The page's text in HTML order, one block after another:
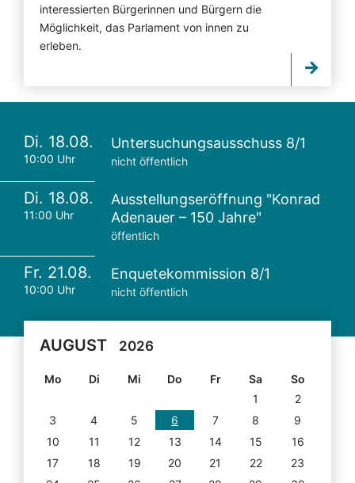
interessierten Bürgerinnen und Bürgern die
Möglichkeit, das Parlament von innen zu
erleben.
Di. 18.08.
10:00 Uhr
Untersuchungsausschuss 8/1
nicht öffentlich
Di. 18.08.
11:00 Uhr
Ausstellungseröffnung "Konrad
Adenauer – 150 Jahre"
öffentlich
Fr. 21.08.
10:00 Uhr
Enquetekommission 8/1
nicht öffentlich
AUGUST 2026
Mo Di Mi Do Fr Sa
So
1
2
3
4 5 6 7 8
9
10
11 12 13 14 15
16
17
18 19 20 21 22
23